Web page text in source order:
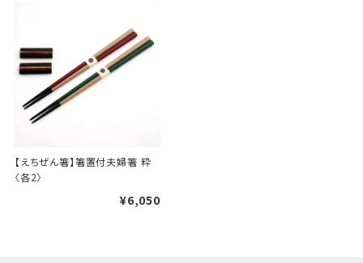
天掛け包装について
手提袋はお付けできません。
【えちぜん箸】箸置付夫婦箸 粋
〈各2〉
¥6,050